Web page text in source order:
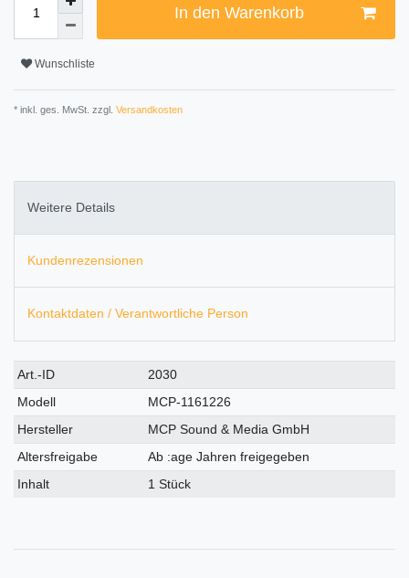
In den Warenkorb
Wunschliste
* inkl. ges. MwSt. zzgl. Versandkosten
Weitere Details
Kundenrezensionen
Kontaktdaten / Verantwortliche Person
Technisches
Merkmal
Wert
Art.-ID
2030
Modell
MCP-1161226
Hersteller
MCP Sound & Media GmbH
Altersfreigabe
Ab :age Jahren freigegeben
Inhalt
1 Stück